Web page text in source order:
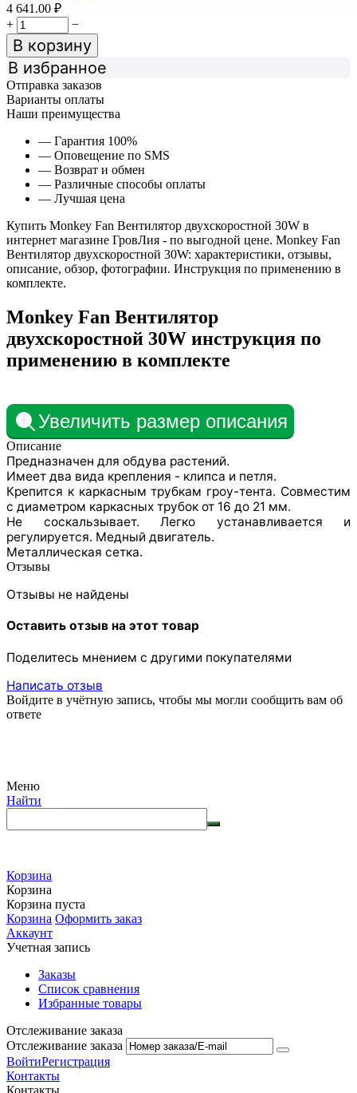
4 641.00 ₽
+
−
В корзину
В избранное
Отправка заказов
Варианты оплаты
Наши преимущества
— Гарантия 100%
— Оповещение по SMS
— Возврат и обмен
— Различные способы оплаты
— Лучшая цена
Купить Monkey Fan Вентилятор двухскоростной 30W в
интернет магазине ГровЛия - по выгодной цене. Monkey Fan
Вентилятор двухскоростной 30W: характеристики, отзывы,
описание, обзор, фотографии. Инструкция по применению в
комплекте.
Monkey Fan Вентилятор
двухскоростной 30W инструкция по
применению в комплекте
Увеличить размер описания
Описание
Предназначен для обдува растений.
Имеет два вида крепления - клипса и петля.
Крепится к каркасным трубкам гроу-тента. Совместим
с диаметром каркасных трубок от 16 до 21 мм.
Не соскальзывает. Легко устанавливается и
регулируется. Медный двигатель.
Металлическая сетка.
Отзывы
Отзывы не найдены
Оставить отзыв на этот товар
Поделитесь мнением с другими покупателями
Написать отзыв
Войдите в учётную запись, чтобы мы могли сообщить вам об
ответе
Меню
Найти
Корзина
Корзина
Корзина пуста
Корзина Оформить заказ
Аккаунт
Учетная запись
Заказы
Список сравнения
Избранные товары
Отслеживание заказа
Отслеживание заказа
ВойтиРегистрация
Контакты
Контакты